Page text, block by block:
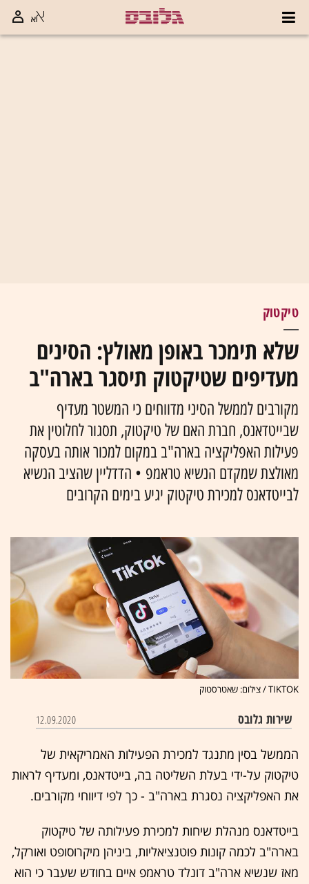
טיקטוק
שלא תימכר באופן מאולץ: הסינים
מעדיפים שטיקטוק תיסגר בארה"ב
מקורבים לממשל הסיני מדווחים כי המשטר מעדיף
שבייטדאנס, חברת האם של טיקטוק, תסגור לחלוטין את
פעילות האפליקציה בארה"ב במקום למכור אותה בעסקה
מאולצת שמקדם הנשיא טראמפ • הדדליין שהציב הנשיא
לבייטדאנס למכירת טיקטוק יגיע בימים הקרובים
TIKTOK / צילום: שאטרסטוק
שירות גלובס 12.09.2020
הממשל בסין מתנגד למכירת הפעילות האמריקאית של
טיקטוק על-ידי בעלת השליטה בה, בייטדאנס, ומעדיף לראות
את האפליקציה נסגרת בארה"ב - כך לפי דיווחי מקורבים.
בייטדאנס מנהלת שיחות למכירת פעילותה של טיקטוק
בארה"ב לכמה קונות פוטנציאליות, ביניהן מיקרוסופט ואורקל,
מאז שנשיא ארה"ב דונלד טראמפ איים בחודש שעבר כי הוא